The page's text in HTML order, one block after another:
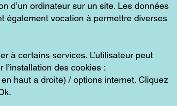
d’un ordinateur sur un site. Les données
également vocation à permettre diverses
à certains services. L’utilisateur peut
des cookies :
haut a droite) / options internet. Cliquez